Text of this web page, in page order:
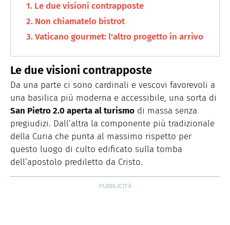
Le due visioni contrapposte
Non chiamatelo bistrot
Vaticano gourmet: l'altro progetto in arrivo
Le due visioni contrapposte
Da una parte ci sono cardinali e vescovi favorevoli a
una basilica più moderna e accessibile, una sorta di
San Pietro 2.0 aperta al turismo di massa senza
pregiudizi. Dall’altra la componente più tradizionale
della Curia che punta al massimo rispetto per
questo luogo di culto edificato sulla tomba
dell’apostolo prediletto da Cristo.